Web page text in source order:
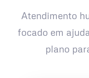
Atendimento
focado em
plano